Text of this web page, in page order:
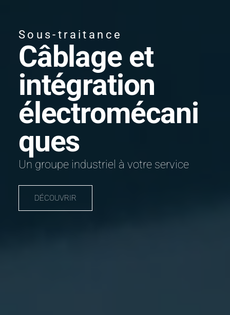
Sous-traitance
Câblage et
intégration
électromécani
ques
Un groupe industriel à votre service
DÉCOUVRIR